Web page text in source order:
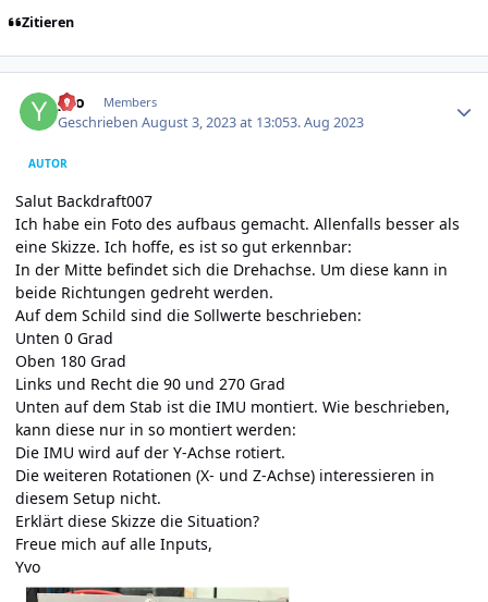
Zitieren
yvo Members
GeschriebenAugust 3, 2023 at 13:053. Aug 2023
AUTOR
Salut Backdraft007
Ich habe ein Foto des aufbaus gemacht. Allenfalls besser als
eine Skizze. Ich hoffe, es ist so gut erkennbar:
In der Mitte befindet sich die Drehachse. Um diese kann in
beide Richtungen gedreht werden.
Auf dem Schild sind die Sollwerte beschrieben:
Unten 0 Grad
Oben 180 Grad
Links und Recht die 90 und 270 Grad
Unten auf dem Stab ist die IMU montiert. Wie beschrieben,
kann diese nur in so montiert werden:
Die IMU wird auf der Y-Achse rotiert.
Die weiteren Rotationen (X- und Z-Achse) interessieren in
diesem Setup nicht.
Erklärt diese Skizze die Situation?
Freue mich auf alle Inputs,
Yvo